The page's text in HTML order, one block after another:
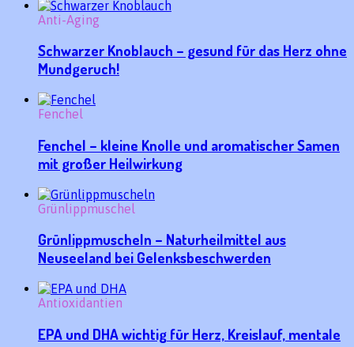
Anti-Aging
Schwarzer Knoblauch – gesund für das Herz ohne
Mundgeruch!
Fenchel
Fenchel – kleine Knolle und aromatischer Samen
mit großer Heilwirkung
Grünlippmuschel
Grünlippmuscheln – Naturheilmittel aus
Neuseeland bei Gelenksbeschwerden
Antioxidantien
EPA und DHA wichtig für Herz, Kreislauf, mentale